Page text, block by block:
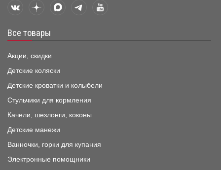
Все товары
Акции, скидки
Детские коляски
Детские кроватки и колыбели
Стульчики для кормления
Качели, шезлонги, коконы
Детские манежи
Ванночки, горки для купания
Электронные помощники